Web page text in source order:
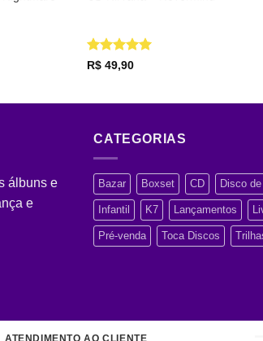
Avaliação
R$ 49,90
álbuns e
e
CATEGORIAS
Bazar Boxset CD Disco de
Infantil K7 Lançamentos
Pré-venda Toca Discos
ATENDIMENTO AO CLIENTE